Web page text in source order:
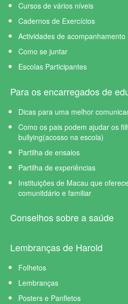
Cursos de vários níveis
Cadernos de Exercícios
Actividades de acompanhamento
Como se juntar
Escolas Participantes
Para os encarregados de
Dicas para uma melhor
Como os pais podem ajudar os
bullying(acosso na escola)
Partilha de ensaios
Partilha de experiências
Instituições de Macau que
comunitdário e familiar
Conselhos sobre a saúde
Lembranças de Harold
Folhetos
Lembranças
Posters e Panfletos